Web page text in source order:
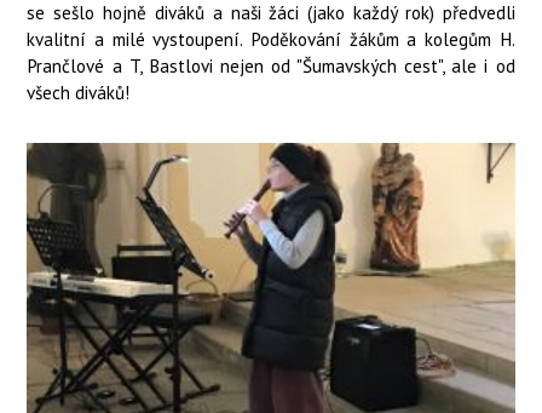
se sešlo hojně diváků a naši žáci (jako každý rok) předvedli
kvalitní a milé vystoupení. Poděkování žákům a kolegům H.
Prančlové a T, Bastlovi nejen od "Šumavských cest", ale i od
všech diváků!